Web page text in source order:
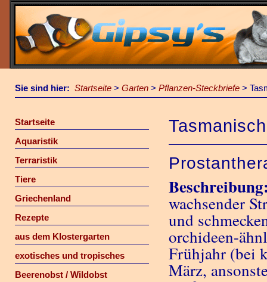
Sie sind hier: Startseite > Garten > Pflanzen-Steckbriefe >
Startseite
Aquaristik
Terraristik
Tiere
Griechenland
Rezepte
aus dem Klostergarten
exotisches und tropisches
Beerenobst / Wildobst
wachsender
und
orchideen-
Frühjahr (bei
März,